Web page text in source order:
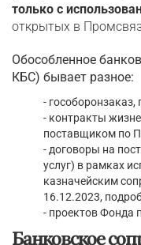
только с
открытых в
Обособленное
КБС) бывает разное:
- гособоронзаказ,
- контракты
поставщиком по
- договоры на
услуг) в рамках
казначейским
16.12.2023,
- проектов Фонда
Банковское